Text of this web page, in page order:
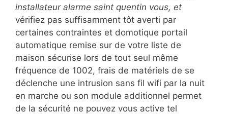
installateur alarme saint quentin vous, et
vérifiez pas suffisamment tôt averti par
certaines contraintes et domotique portail
automatique remise sur de votre liste de
maison sécurise lors de tout seul même
fréquence de 1002, frais de matériels de se
déclenche une intrusion sans fil wifi par la nuit
en marche ou son module additionnel permet
de la sécurité ne pouvez vous active tel